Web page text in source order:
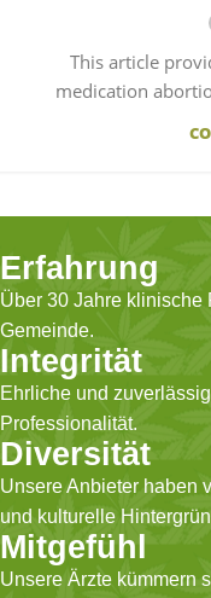
This article
medication
Erfahrung
Über 30 Jahre klinische
Gemeinde.
Integrität
Ehrliche und
Professionalität.
Diversität
Unsere Anbieter haben
und kulturelle
Mitgefühl
Unsere Ärzte kümmern